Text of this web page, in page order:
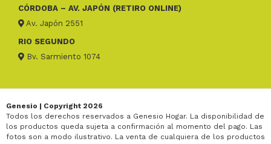
CÓRDOBA – AV. JAPÓN (RETIRO ONLINE)
Av. Japón 2551
RIO SEGUNDO
Bv. Sarmiento 1074
Genesio | Copyright 2026
Todos los derechos reservados a Genesio Hogar. La disponibilidad de
los productos queda sujeta a confirmación al momento del pago. Las
fotos son a modo ilustrativo. La venta de cualquiera de los productos